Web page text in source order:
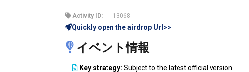
Activity ID: 13068
Quickly open the airdrop Url>>
イベント情報
Key strategy: Subject to the latest official version